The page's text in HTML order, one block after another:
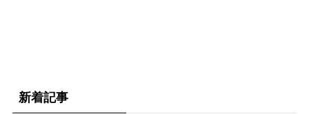
新着記事